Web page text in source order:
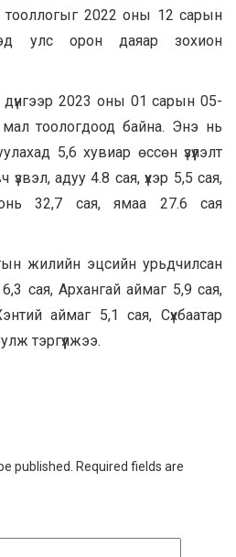
тооллогыг 2022 оны 12 сарын
улс орон даяар зохион
2023 оны 01 сарын 05-
тоологдоод байна. Энэ нь
5,6 хувиар өссөн үзүүлэлт
адуу 4.8 сая, үхэр 5,5 сая,
32,7 сая, ямаа 27.6 сая
жилийн эцсийн урьдчилсан
сая, Архангай аймаг 5,9 сая,
аймаг 5,1 сая, Сүхбаатар
тэргүүлжээ.
published. Required fields are